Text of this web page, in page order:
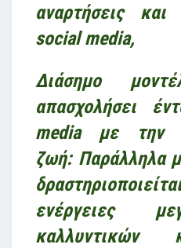
αναρτήσεις και
social media,
Διάσημο
απασχολήσει
media με την
ζωή:Παράλληλα
ενέργειες
καλλυντικών